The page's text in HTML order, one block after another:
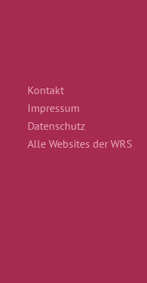
Kontakt
Impressum
Datenschutz
Alle Websites der WRS